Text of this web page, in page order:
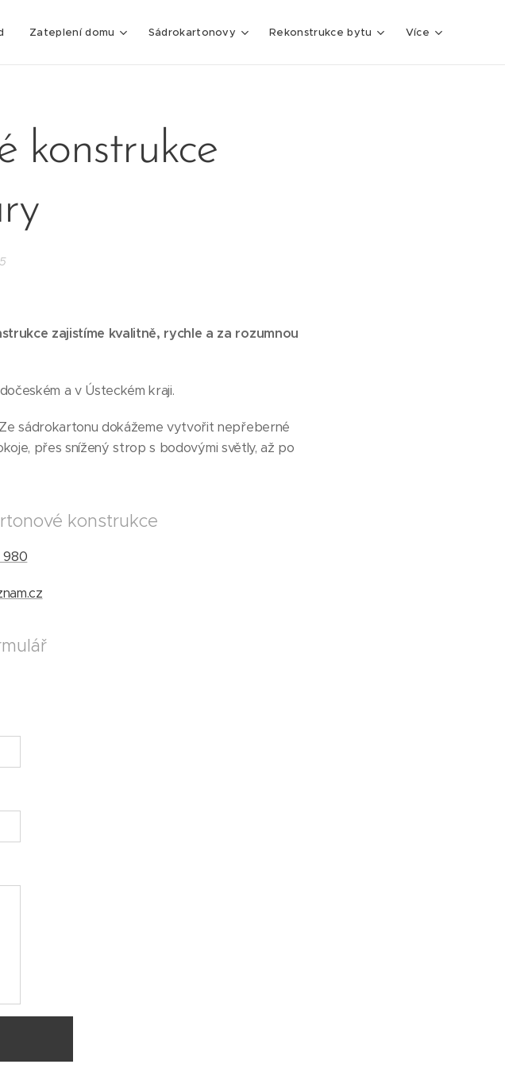
Zateplení domu Sádrokartonovy Rekonstrukce bytu Více
konstrukce
zajistíme kvalitně, rychle a za rozumnou
a v Ústeckém kraji.
sádrokartonu dokážeme vytvořit nepřeberné
přes snížený strop s bodovými světly, až po
konstrukce
980